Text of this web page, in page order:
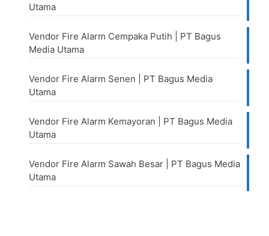
Utama
Vendor Fire Alarm Cempaka Putih | PT Bagus
Media Utama
Vendor Fire Alarm Senen | PT Bagus Media
Utama
Vendor Fire Alarm Kemayoran | PT Bagus Media
Utama
Vendor Fire Alarm Sawah Besar | PT Bagus Media
Utama